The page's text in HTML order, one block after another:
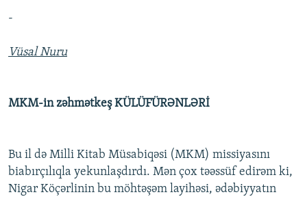
-
Vüsal Nuru
MKM-in zəhmətkeş KÜLÜFÜRƏNLƏRİ
Bu il də Milli Kitab Müsabiqəsi (MKM) missiyasını
biabırçılıqla yekunlaşdırdı. Mən çox təəssüf edirəm ki,
Nigar Köçərlinin bu möhtəşəm layihəsi, ədəbiyyatın